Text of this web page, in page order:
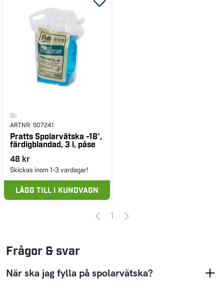
Handla din spolarvätska enkelt och smidigt hos
Verktygsboden!
(5)
ARTNR: 507241
Pratts Spolarvätska -18°,
färdigblandad, 3 l, påse
48 kr
Skickas inom 1-3 vardagar!
LÄGG TILL I KUNDVAGN
1
Frågor & svar
När ska jag fylla på spolarvätska?